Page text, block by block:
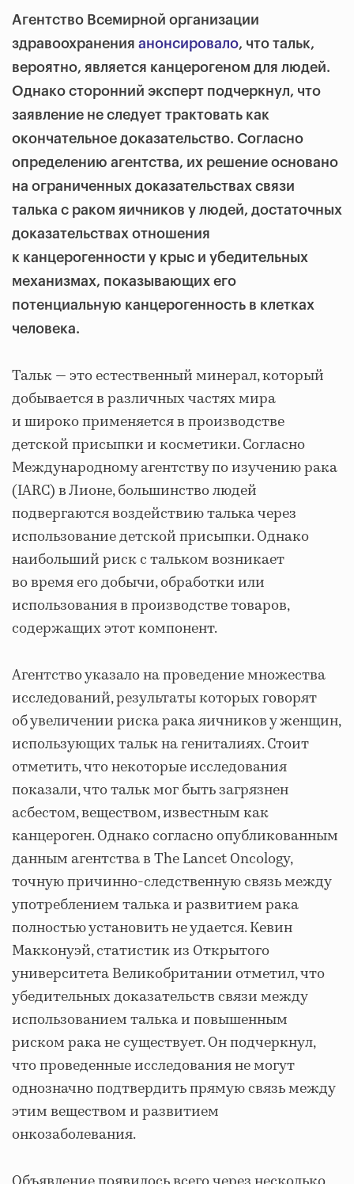
Агентство Всемирной организации
здравоохранения анонсировало, что тальк,
вероятно, является канцерогеном для людей.
Однако сторонний эксперт подчеркнул, что
заявление не следует трактовать как
окончательное доказательство. Согласно
определению агентства, их решение основано
на ограниченных доказательствах связи
талька с раком яичников у людей, достаточных
доказательствах отношения
к канцерогенности у крыс и убедительных
механизмах, показывающих его
потенциальную канцерогенность в клетках
человека.
Тальк — это естественный минерал, который
добывается в различных частях мира
и широко применяется в производстве
детской присыпки и косметики. Согласно
Международному агентству по изучению рака
(IARC) в Лионе, большинство людей
подвергаются воздействию талька через
использование детской присыпки. Однако
наибольший риск с тальком возникает
во время его добычи, обработки или
использования в производстве товаров,
содержащих этот компонент.
Агентство указало на проведение множества
исследований, результаты которых говорят
об увеличении риска рака яичников у женщин,
использующих тальк на гениталиях. Стоит
отметить, что некоторые исследования
показали, что тальк мог быть загрязнен
асбестом, веществом, известным как
канцероген. Однако согласно опубликованным
данным агентства в The Lancet Oncology,
точную причинно-следственную связь между
употреблением талька и развитием рака
полностью установить не удается. Кевин
Макконуэй, статистик из Открытого
университета Великобритании отметил, что
убедительных доказательств связи между
использованием талька и повышенным
риском рака не существует. Он подчеркнул,
что проведенные исследования не могут
однозначно подтвердить прямую связь между
этим веществом и развитием
онкозаболевания.